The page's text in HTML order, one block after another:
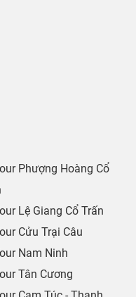
Phượng Hoàng Cổ
Lệ Giang Cổ Trấn
Cửu Trại Câu
Nam Ninh
Tân Cương